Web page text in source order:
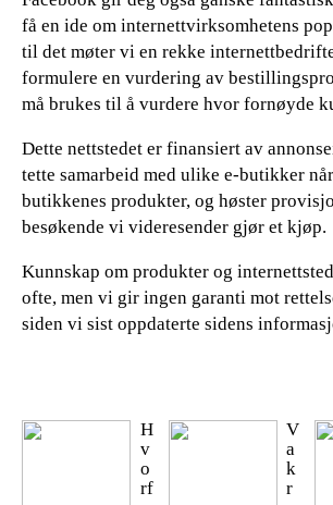
få en ide om internettvirksomhetens
til det møter vi en rekke
formulere en vurdering av
må brukes til å vurdere hvor fornøyde
Dette nettstedet er finansiert av
tette samarbeid med ulike e-butikker
butikkenes produkter, og høster
besøkende vi videresender gjør et kjøp.
Kunnskap om produkter og
ofte, men vi gir ingen garanti mot
siden vi sist oppdaterte sidens
H
v
o
rf
V
a
k
r